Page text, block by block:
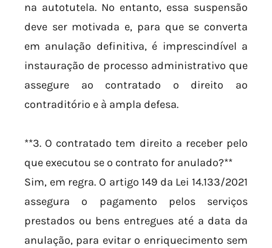
na autotutela. No entanto, essa suspensão
deve ser motivada e, para que se converta
em anulação definitiva, é imprescindível a
instauração de processo administrativo que
assegure ao contratado o direito ao
contraditório e à ampla defesa.
**3. O contratado tem direito a receber pelo
que executou se o contrato for anulado?**
Sim, em regra. O artigo 149 da Lei 14.133/2021
assegura o pagamento pelos serviços
prestados ou bens entregues até a data da
anulação, para evitar o enriquecimento sem